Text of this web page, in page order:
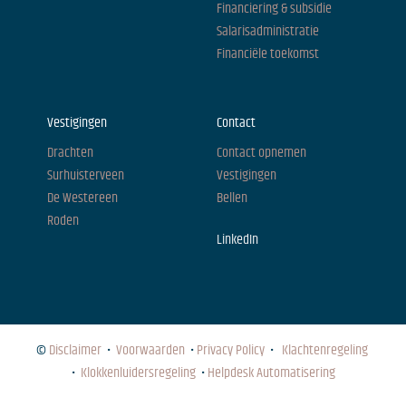
Financiering & subsidie
Salarisadministratie
Financiële toekomst
Vestigingen
Drachten
Surhuisterveen
De Westereen
Roden
Contact
Contact opnemen
Vestigingen
Bellen
LinkedIn
©Disclaimer• Voorwaarden •Privacy Policy• Klachtenregeling
• Klokkenluidersregeling•Helpdesk Automatisering